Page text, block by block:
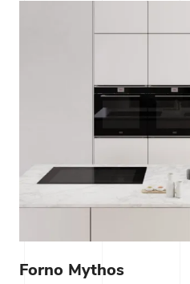
Forno Mythos